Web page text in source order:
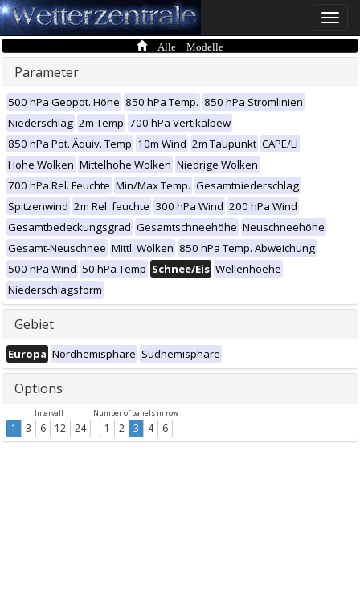
Toggle
Alle Modelle
Parameter
500 hPa Geopot. Höhe 850 hPa Temp. 850 hPa Stromlinien
Niederschlag 2m Temp 700 hPa Vertikalbew
850 hPa Pot. Äquiv. Temp 10m Wind 2m Taupunkt CAPE/LI
Hohe Wolken Mittelhohe Wolken Niedrige Wolken
700 hPa Rel. Feuchte Min/Max Temp. Gesamtniederschlag
Spitzenwind 2m Rel. feuchte 300 hPa Wind 200 hPa Wind
Gesamtbedeckungsgrad Gesamtschneehöhe Neuschneehöhe
Gesamt-Neuschnee Mittl. Wolken 850 hPa Temp. Abweichung
500 hPa Wind 50 hPa Temp Schnee/Eis Wellenhoehe
Niederschlagsform
Gebiet
Europa Nordhemisphäre Südhemisphäre
Options
Intervall
1 3 6 12 24
Number of panels in row
1 2 3 4 6